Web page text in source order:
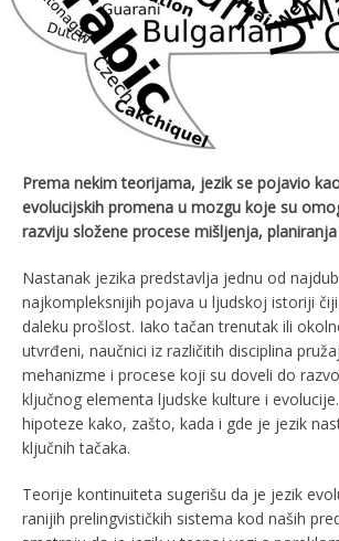
Prema nekim teorijama, jezik se pojavio
evolucijskih promena u mozgu koje su
razviju složene procese mišljenja,
Nastanak jezika predstavlja jednu od
najkompleksnijih pojava u ljudskoj istoriji
daleku prošlost. Iako tačan trenutak ili
utvrđeni, naučnici iz različitih disciplina
mehanizme i procese koji su doveli do
ključnog elementa ljudske kulture i
hipoteze kako, zašto, kada i gde je jezik
ključnih tačaka.
Teorije kontinuiteta sugerišu da je jezik
ranijih prelingvističkih sistema kod naših